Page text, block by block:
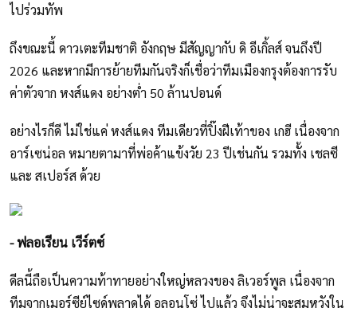
ไปร่วมทัพ
ถึงขณะนี้ ดาวเตะทีมชาติ อังกฤษ มีสัญญากับ ดิ อีเกิ้ลส์ จนถึงปี
2026 และหากมีการย้ายทีมกันจริงก็เชื่อว่าทีมเมืองกรุงต้องการรับ
ค่าตัวจาก หงส์แดง อย่างต่ำ 50 ล้านปอนด์
อย่างไรก็ดี ไม่ใช่แค่ หงส์แดง ทีมเดียวที่ปิ๊งฝีเท้าของ เกฮี เนื่องจาก
อาร์เซน่อล หมายตามาที่พ่อค้าแข้งวัย 23 ปีเช่นกัน รวมทั้ง เชลซี
และ สเปอร์ส ด้วย
- ฟลอเรียน เวีร์ตซ์
ดีลนี้ถือเป็นความท้าทายอย่างใหญ่หลวงของ ลิเวอร์พูล เนื่องจาก
ทีมจากเมอร์ซีย์ไซด์พลาดได้ อลอนโซ่ ไปแล้ว จึงไม่น่าจะสมหวังใน